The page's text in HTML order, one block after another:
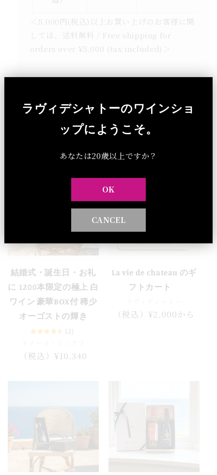
＜5,000円(税込)以上お買い上げのお客様に関
しては、送料無料 / Free shipping for
orders over ¥5,000 (tax included)＞
結婚式・誕生日・お礼
に 1200本限定の極上 白
ワイン 豪華BOX付 稀少
オーゴストの輝き
(2)
通（税込）¥10,340
La vie de chateau のギ
フトカート
通（税込）¥2,000から
ラヴィデシャトーのワインショ
ップにようこそ。
あなたは20歳以上ですか？
OK
CANCEL